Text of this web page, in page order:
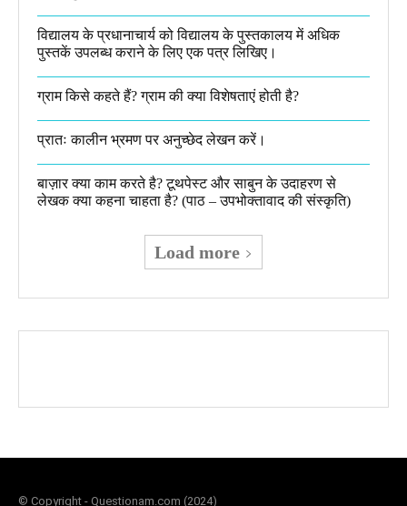
विद्यालय के प्रधानाचार्य को विद्यालय के पुस्तकालय में अधिक
पुस्तकें उपलब्ध कराने के लिए एक पत्र लिखिए।
ग्राम किसे कहते हैं? ग्राम की क्या विशेषताएं होती है?​
प्रातः कालीन भ्रमण पर अनुच्छेद लेखन करें।
बाज़ार क्या काम करते है? टूथपेस्ट और साबुन के उदाहरण से
लेखक क्या कहना चाहता है? (पाठ – उपभोक्तावाद की संस्कृति)
Load more
© Copyright - Questionam.com (2024)